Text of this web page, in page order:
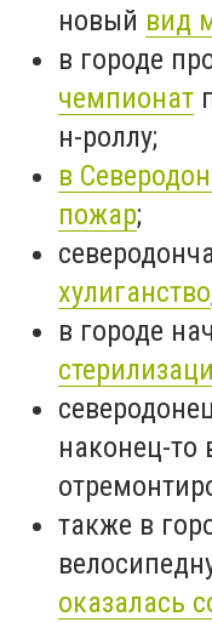
новый вид
в городе
чемпионат
н-роллу;
в
пожар;
хулиганство
в городе
наконец-то
также в
оказалась